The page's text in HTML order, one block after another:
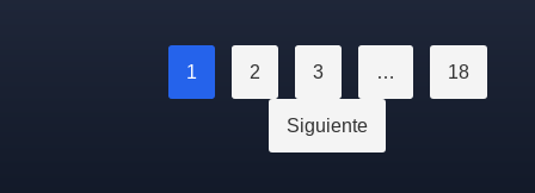
Paginación
1 2 3 … 18
Siguiente